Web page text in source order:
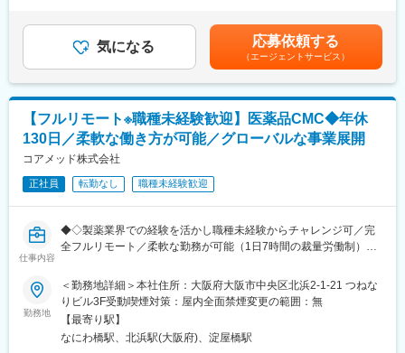
開発から臨床試験、規制関連業務、製造、流通まで、バイオ医薬
品事業の全プロセスに対応するワンストップソリューションを提
供することで、世界中の患者様にバイオ医薬品の新しい治療の選
択肢をお届けしています。
変更の範囲：会社の定める業務
・適切なガバナンス体制の構築、意思決定の高度化
・共同購買、本部機能、ICT導入による業務オペレーションの効率
・歯科業界におけるベストプラクティス診療の導入・従業員教育
の充実と働き方改革の実践
・地域に所在する病院、施設(自宅含む)との連携強化
・集患マーケティングの企画、Web戦略立案、実行
▼一部事例
・採用・教育・シフトコントロールの実践によるリテンションの
向上
・従業員教育の充実と働き方改革の実践
・地域に所在する病院、施設(自宅含む)との連携強化
・共同購買、本部機能、ICT導入による業務オペレーションの効率
化
・金融機関からの信頼を背景とした成長資金の提供
・経営承継後における後継者の確保と体制構築
上記、想定年収のためスキルやご経験に応じて変動する可能性あ
り■昇給：有（※会社業績、勤務成績、成果に応じる）■賞与：有
（※会社業績に応じる。上記想定年収には賞与含まず）賃金はあく
までも目安の金額であり、選考を通じて上下する可能性がありま
す。月給(月額)は固定手当を含めた表記です。
気になる 応募依頼する
（エージェントサービス）
【フルリモート※職種未経験歓迎】医薬品CMC◆年休
130日／柔軟な働き方が可能／グローバルな事業展開
コアメッド株式会社
正社員 転勤なし 職種未経験歓迎
仕事内容
◆◇製薬業界での経験を活かし職種未経験からチャレンジ可／完
全フルリモート／柔軟な勤務が可能（1日7時間の裁量労働制）／
戦略のコンサルティング会社◆◇
■仕事内容：
医薬品開発におけるCMC領域を中心に、コンサルティングおよび
各種申請資料の作成業務をお任せします。
勤務地
＜勤務地詳細＞本社住所：大阪府大阪市中央区北浜2-1-21 つねな
りビル3F受動喫煙対策：屋内全面禁煙変更の範囲：無
【最寄り駅】
なにわ橋駅、北浜駅(大阪府)、淀屋橋駅